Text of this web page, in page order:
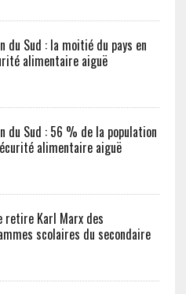
du Sud : la moitié du pays en
alimentaire aiguë
du Sud : 56 % de la population
alimentaire aiguë
retire Karl Marx des
scolaires du secondaire